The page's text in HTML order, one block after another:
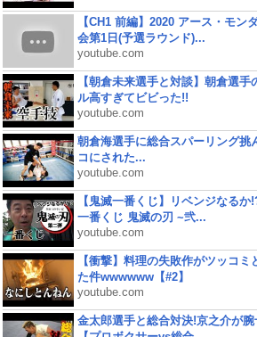
【CH1 前編】2020 アース・モン
会第1日(予選ラウンド)...
youtube.com
【朝倉未来選手と対談】朝倉選手
ル高すぎてビビった!!
youtube.com
朝倉海選手に総合スパーリング挑
コにされた...
youtube.com
【鬼滅一番くじ】リベンジなる
一番くじ 鬼滅の刃 ~弐...
youtube.com
【衝撃】料理の失敗作がツッコミ
た件wwwwww【#2】
youtube.com
金太郎選手と総合対決!京之介が